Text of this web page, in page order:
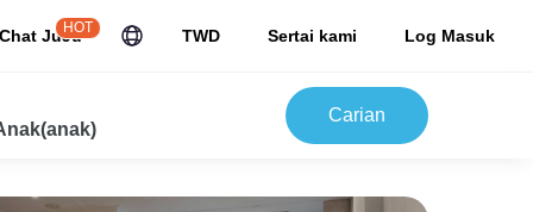
Chat JuJu
HOT TWD Sertai kami Log Masuk
Carian